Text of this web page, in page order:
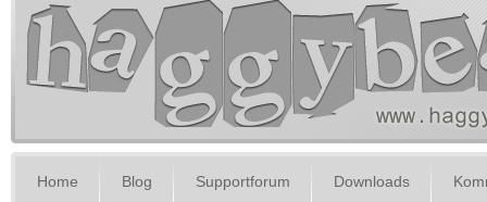
Home Blog Supportforum Downloads